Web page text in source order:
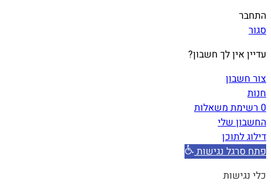
התחבר
סגור
עדיין אין לך חשבון?
צור חשבון
חנות
0רשימת משאלות
החשבון שלי
דילוג לתוכן
פתח סרגל נגישות
כלי נגישות